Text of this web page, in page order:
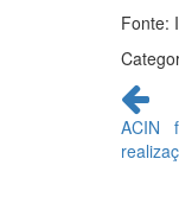
Fonte:
lendo
ACIN